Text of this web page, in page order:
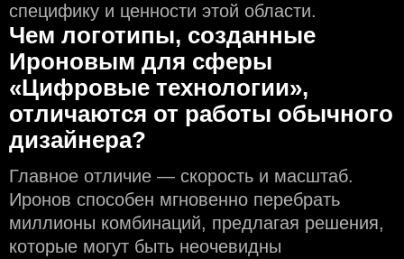
специфику и ценности этой области.
Чем логотипы, созданные
Ироновым для сферы
«Цифровые технологии»,
отличаются от работы обычного
дизайнера?
Главное отличие — скорость и масштаб.
Иронов способен мгновенно перебрать
миллионы комбинаций, предлагая решения,
которые могут быть неочевидны